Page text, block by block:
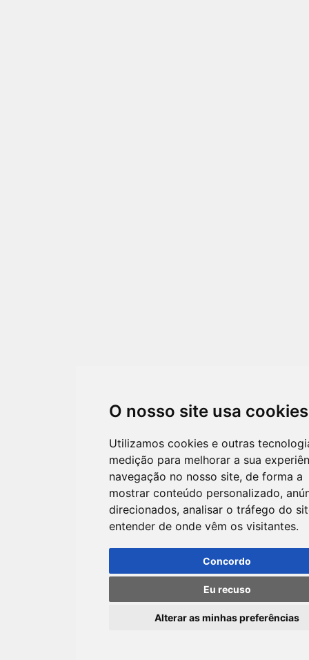
O nosso site usa cookies
Utilizamos cookies e outras
medição para melhorar a sua
navegação no nosso site, de forma a
mostrar conteúdo personalizado,
direcionados, analisar o tráfego do
entender de onde vêm os visitantes.
Concordo
Eu recuso
Alterar as minhas preferências